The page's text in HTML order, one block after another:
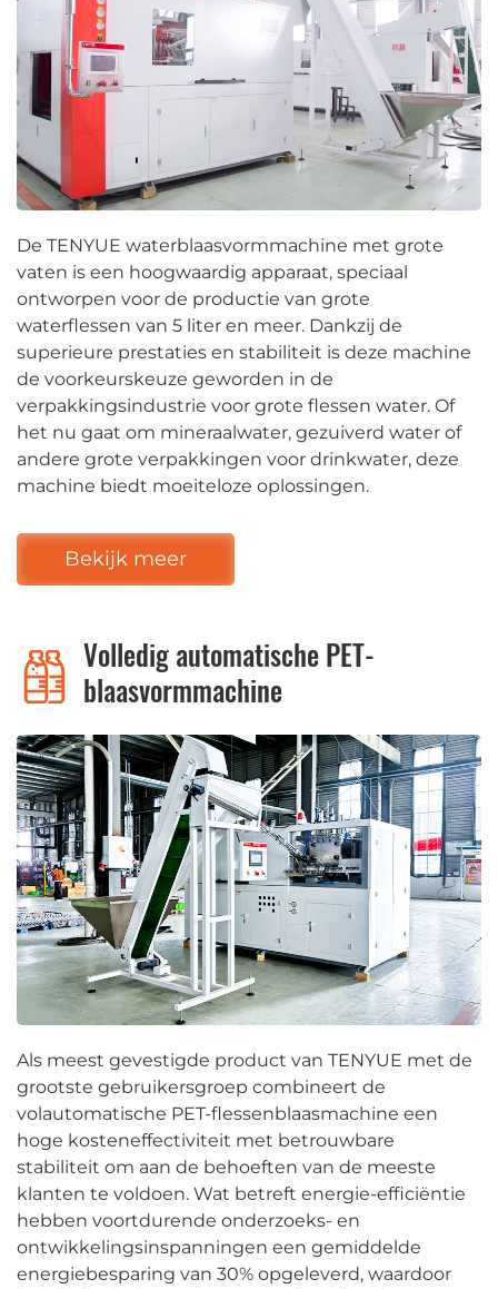
De TENYUE waterblaasvormmachine met grote
vaten is een hoogwaardig apparaat, speciaal
ontworpen voor de productie van grote
waterflessen van 5 liter en meer. Dankzij de
superieure prestaties en stabiliteit is deze machine
de voorkeurskeuze geworden in de
verpakkingsindustrie voor grote flessen water. Of
het nu gaat om mineraalwater, gezuiverd water of
andere grote verpakkingen voor drinkwater, deze
machine biedt moeiteloze oplossingen.
Bekijk meer
Volledig automatische PET-
blaasvormmachine
Als meest gevestigde product van TENYUE met de
grootste gebruikersgroep combineert de
volautomatische PET-flessenblaasmachine een
hoge kosteneffectiviteit met betrouwbare
stabiliteit om aan de behoeften van de meeste
klanten te voldoen. Wat betreft energie-efficiëntie
hebben voortdurende onderzoeks- en
ontwikkelingsinspanningen een gemiddelde
energiebesparing van 30% opgeleverd, waardoor